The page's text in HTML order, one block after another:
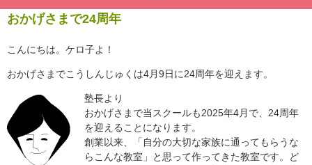
おかげさまで24周年
こんにちは。ケロ子よ！
おかげさまでこうしんじゅくは4月9日に24周年を迎えます。
塾長より
おかげさまで当スクールも2025年4月で、24周年
を迎えることになります。
創業以来、「自分の大切な家族に通ってもらうな
らこんな教室」と思って作ってきた教室です。ど